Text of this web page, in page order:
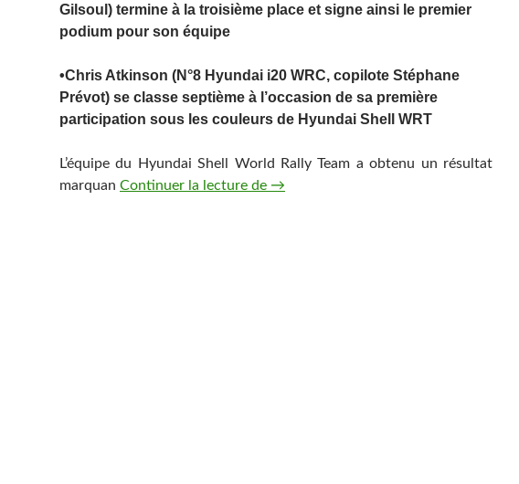
Gilsoul) termine à la troisième place et signe ainsi le premier
podium pour son équipe
•Chris Atkinson (N°8 Hyundai i20 WRC, copilote Stéphane
Prévot) se classe septième à l’occasion de sa première
participation sous les couleurs de Hyundai Shell WRT
L’équipe du Hyundai Shell World Rally Team a obtenu un résultat
marquan Continuer la lecture de Doublé dans les points et premier
→